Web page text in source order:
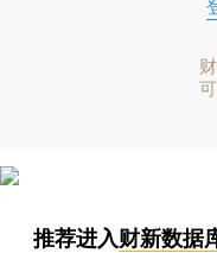
推荐进入财新数据